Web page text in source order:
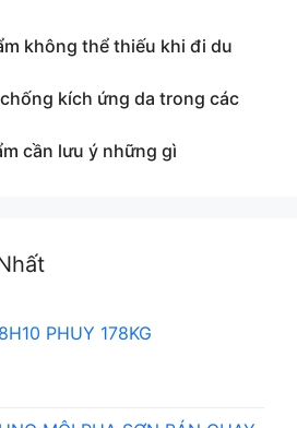
không thể thiếu khi đi du
kích ứng da trong các
cần lưu ý những gì
PHUY 178KG